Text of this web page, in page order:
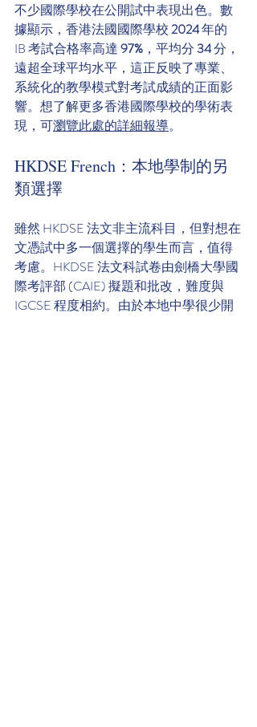
不少國際學校在公開試中表現出色。數
據顯示，香港法國國際學校 2024 年的
IB 考試合格率高達 97% ，平均分 34 分，
遠超全球平均水平，這正反映了專業、
系統化的教學模式對考試成績的正面影
響。想了解更多香港國際學校的學術表
現，可瀏覽此處的詳細報導。
HKDSE French：本地學制的另
類選擇
雖然 HKDSE 法文非主流科目，但對想在
文憑試中多一個選擇的學生而言，值得
考慮。HKDSE 法文科試卷由劍橋大學國
際考評部 (CAIE) 擬題和批改，難度與
IGCSE 程度相約。由於本地中學很少開